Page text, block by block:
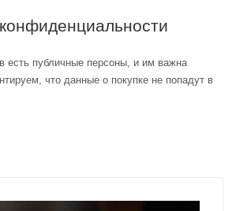
есть публичные персоны, и им важна
что данные о покупке не попадут в